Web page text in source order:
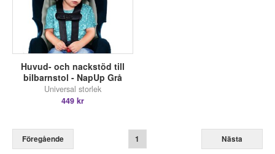
Huvud- och nackstöd till
bilbarnstol - NapUp Grå
Universal storlek
449 kr
Föregående 1 Nästa